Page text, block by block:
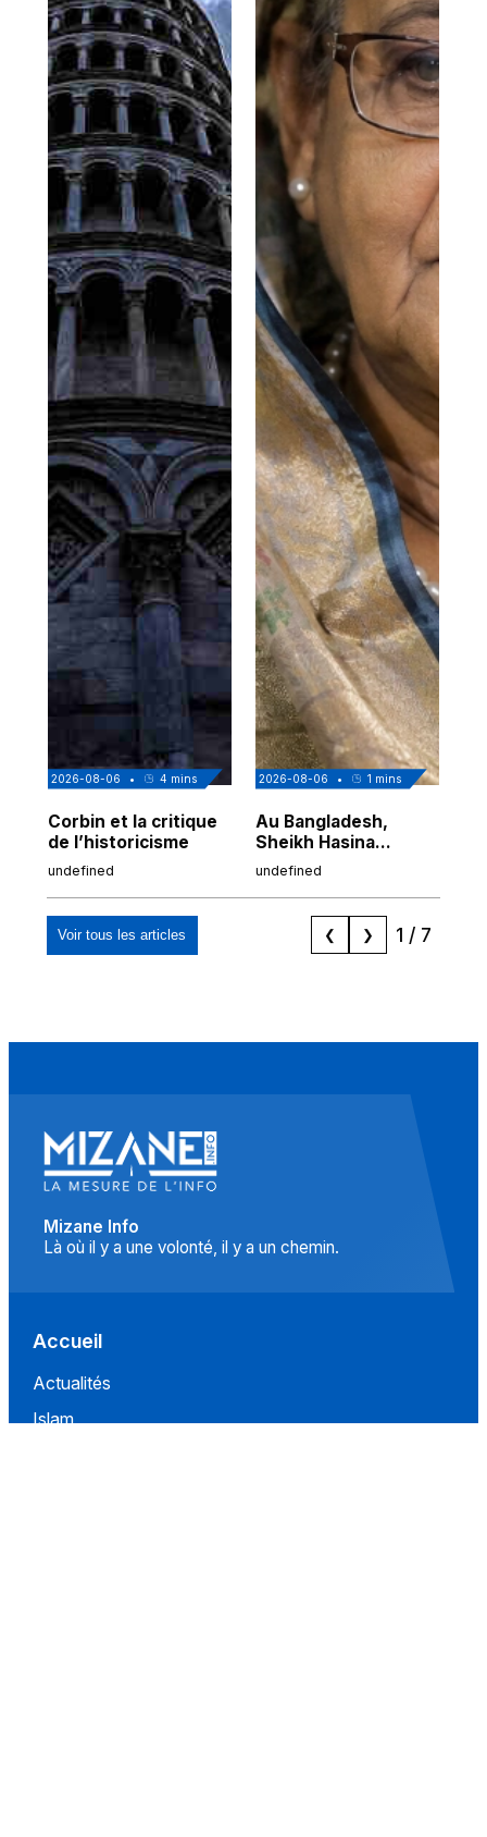
2026-08-06 • 4 mins
Corbin et la critique
de l’historicisme
undefined
2026-08-06 • 1 mins
Au Bangladesh,
Sheikh Hasina
prépare son retour
condamnation
undefined
Voir tous les articles ❮ ❯ 1 / 7
Mizane Info
Là où il y a une volonté, il y a un chemin.
Accueil
Actualités
Islam